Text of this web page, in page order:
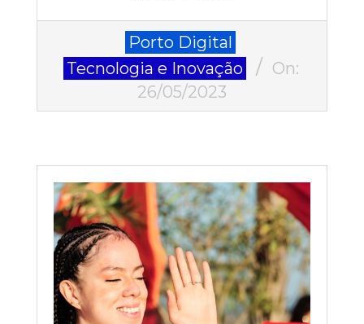
Porto Digital
Tecnologia e Inovação
On:
26/05/2023